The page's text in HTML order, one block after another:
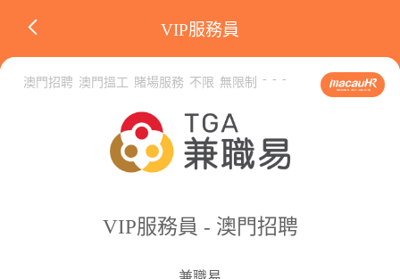
VIP服務員
澳門招聘 澳門搵工 賭場服務 不限 無限制 - - -
VIP服務員 - 澳門招聘